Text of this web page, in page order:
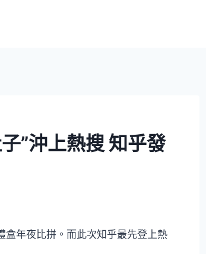
”沖上熱搜 知乎發
盒年夜比拼。而此次知乎最先登上熱